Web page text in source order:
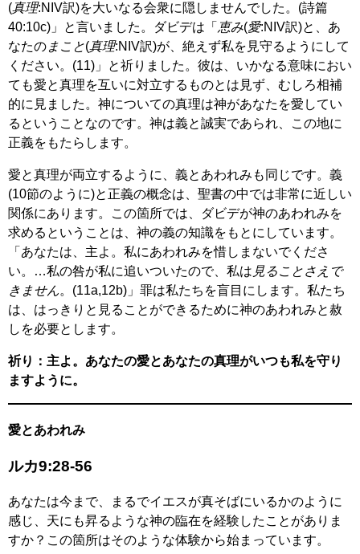
(真理:NIV訳)を大いなる会衆に隠しませんでした。(詩篇
40:10c)」と言いました。ダビデは「 恵み(愛:NIV訳)と、あ
なたの まこと(真理:NIV訳)が、絶えず私を見守るようにして
ください。(11)」と祈りました。彼は、いかなる意味におい
ても愛と真理を互いに対立するものとは見ず、むしろ相補
的に見ました。神についての真理は神があなたを愛してい
るということなのです。神は義と誠実であられ、この地に
正義をもたらします。
愛と真理が両立するように、義とあわれみも同じです。義
(10節のように)と正義の概念は、聖書の中では非常に近しい
関係にあります。この箇所では、ダビデが神のあわれみを
求めるということは、神の義の知識をもとにしています。
「あなたは、主よ。私にあわれみを惜しまないでくださ
い。…私の咎が私に追いついたので、私は 見ることさえで
きません。(11a,12b)」罪は私たちを盲目にします。私たち
は、はっきりと見ることができるために神のあわれみと赦
しを必要とします。
祈り：主よ。あなたの愛とあなたの真理がいつも私を守り
ますように。
愛とあわれみ
ルカ9:28-56
あなたは今まで、まるでイエスが真そばにいるかのように
感じ、天にも昇るような神の臨在を経験したことがありま
すか？この箇所はそのような体験から始まっています。